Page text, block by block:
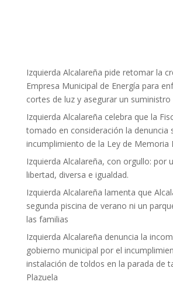
Izquierda Alcalareña pide retomar la
Empresa Municipal de Energía para
cortes de luz y asegurar un suministro
Izquierda Alcalareña celebra que la
tomado en consideración la denuncia
incumplimiento de la Ley de Memoria
Izquierda Alcalareña, con orgullo: por
libertad, diversa e igualdad.
Izquierda Alcalareña lamenta que
segunda piscina de verano ni un
las familias
Izquierda Alcalareña denuncia la
gobierno municipal por el
instalación de toldos en la parada de
Plazuela